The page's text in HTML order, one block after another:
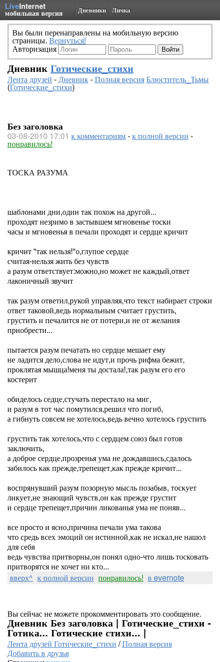
LiveInternet
мобильная версия Дневники Личка
Вы были перенаправлены на мобильную версию
страницы. Вернуться!
Авторизация
Дневник Готические_стихи
Лента друзей -Дневник-Полная версияБлюститель_Тьмы
(Готические_стихи)
Без заголовка
03-08-2010 17:01 к комментариям-к полной версии -
понравилось!
ТОСКА РАЗУМА
шаблонами дни,один так похож на другой...
проходят незримо в застывшем мгновенье тоски
часы и мгновенья в печали проходят и сердце кричит
кричит "так нельзя!"о,глупое сердце
считая-нельзя жить без чувств
а разум ответствует:можно,но может не каждый,ответ
лаконичный звучит
так разум ответил,рукой управляя,что текст набирает строки
ответ таковой,ведь нормальным считает грустить,
грустить и печалится не от потери,и не от желания
приобрести...
пытается разум печатать но сердце мешает ему
не ладится дело,слова не идут,и прочь рифма бежит,
проклятая мышца!меня ты достала!,так разум его его
костерит
обиделось седце,стучать перестало на миг,
и разум в тот час помутился,решил что погиб,
а гибнуть совсем не хотелось,ведь вечно хотелось грустить
грустить так хотелось,что с сердцем союз был готов
заключить,
а доброе сердце,прозренья ума не дождавшись,сдалось
забилось как прежде,трепещет,как прежде кричит...
воспрянувший разум позорную мысль позабыв, тоскует
ликует,не знающий чувств,он как прежде грустит
и сердце трепещет,причин ликованья ума не поняв...
все просто и ясно,причина печали ума такова
что средь всех эмоций он истинной,как не искал,не нашол
для себя
ведь чувства притворны,он понял одно-что лишь тосковать
притворятся не хочет ни кто...
вверх^ к полной версии понравилось! в evernote
Вы сейчас не можете прокомментировать это сообщение.
Дневник Без заголовка | Готические_стихи -
Готика... Готические стихи... |
Лента друзей Готические_стихи /Полная версия
Добавить в друзья